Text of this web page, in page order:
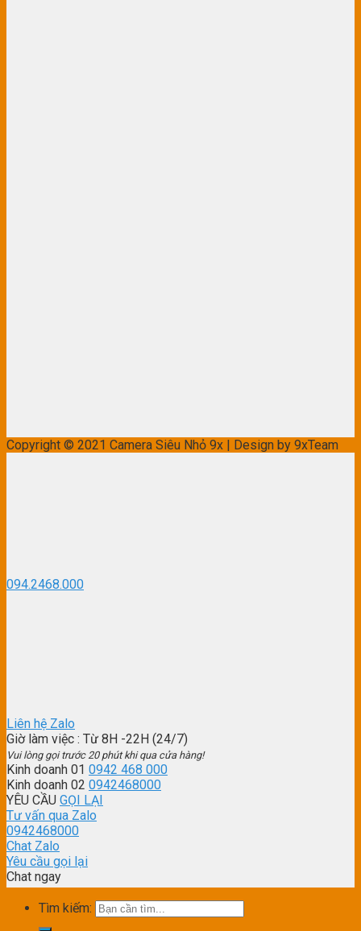
Copyright © 2021 Camera Siêu Nhỏ 9x | Design by 9xTeam
094.2468.000
Liên hệ Zalo
Giờ làm việc : Từ 8H -22H (24/7)
Vui lòng gọi trước 20 phút khi qua cửa hàng!
Kinh doanh 01 0942 468 000
Kinh doanh 02 0942468000
YÊU CẦU GỌI LẠI
Tư vấn qua Zalo
0942468000
Chat Zalo
Yêu cầu gọi lại
Chat ngay
Tìm kiếm: